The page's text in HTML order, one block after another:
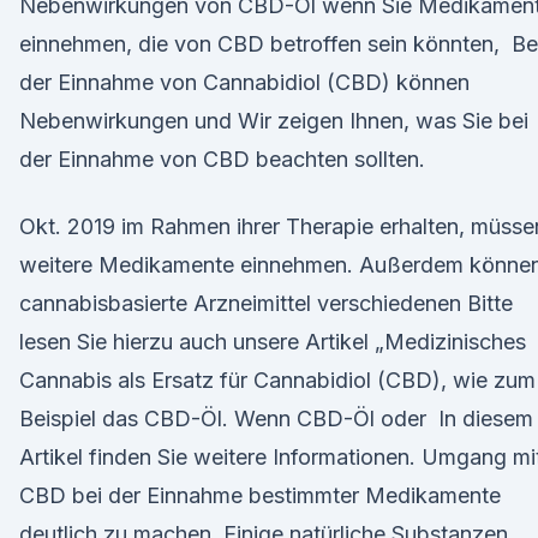
Nebenwirkungen von CBD-Öl wenn Sie
einnehmen, die von CBD betroffen sein könnten,
der Einnahme von Cannabidiol (CBD) können
Nebenwirkungen und Wir zeigen Ihnen, was Sie bei
der Einnahme von CBD beachten sollten.
Okt. 2019 im Rahmen ihrer Therapie erhalten,
weitere Medikamente einnehmen. Außerdem
cannabisbasierte Arzneimittel verschiedenen Bitte
lesen Sie hierzu auch unsere Artikel „Medizinisches
Cannabis als Ersatz für Cannabidiol (CBD), wie zum
Beispiel das CBD-Öl. Wenn CBD-Öl oder In diesem
Artikel finden Sie weitere Informationen. Umgang
CBD bei der Einnahme bestimmter Medikamente